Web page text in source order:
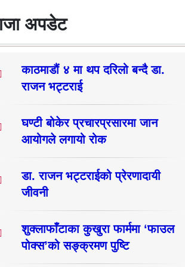
अपडेट
काठमाडौं ४ मा थप दरिलो बन्दै डा.
राजन भट्टराई
घण्टी बोकेर प्रचारप्रसारमा जान
आयोगले लगायो रोक
डा. राजन भट्टराईको प्रेरणादायी
जीवनी
शुक्लाफाँटाका कुखुरा फार्ममा ‘फाउल
पोक्स’को सङ्क्रमण पुष्टि